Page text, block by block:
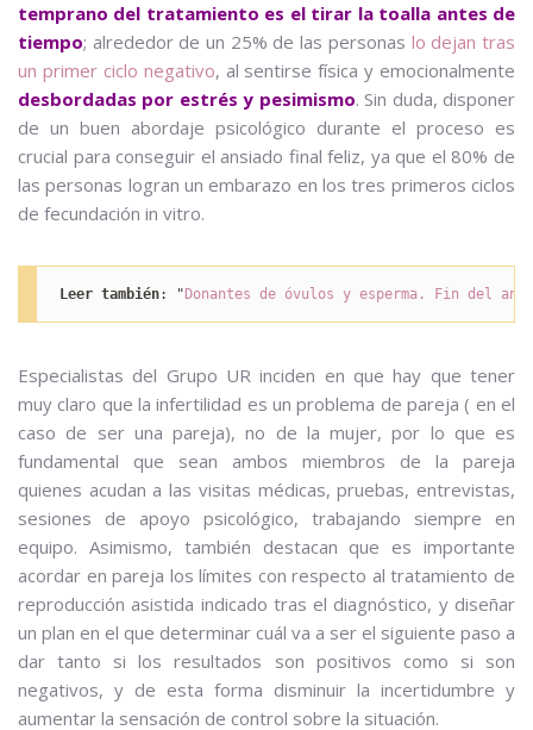
temprano del tratamiento es el tirar la toalla antes de
tiempo; alrededor de un 25% de las personas lo dejan tras
un primer ciclo negativo, al sentirse física y emocionalmente
desbordadas por estrés y pesimismo. Sin duda, disponer
de un buen abordaje psicológico durante el proceso es
crucial para conseguir el ansiado final feliz, ya que el 80% de
las personas logran un embarazo en los tres primeros ciclos
de fecundación in vitro.
Leer también: " Donantes de óvulos y esperma. Fin del
Especialistas del Grupo UR inciden en que hay que tener
muy claro que la infertilidad es un problema de pareja ( en el
caso de ser una pareja), no de la mujer, por lo que es
fundamental que sean ambos miembros de la pareja
quienes acudan a las visitas médicas, pruebas, entrevistas,
sesiones de apoyo psicológico, trabajando siempre en
equipo. Asimismo, también destacan que es importante
acordar en pareja los límites con respecto al tratamiento de
reproducción asistida indicado tras el diagnóstico, y diseñar
un plan en el que determinar cuál va a ser el siguiente paso a
dar tanto si los resultados son positivos como si son
negativos, y de esta forma disminuir la incertidumbre y
aumentar la sensación de control sobre la situación.